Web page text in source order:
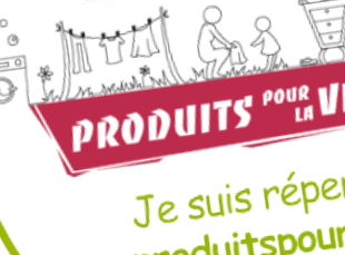
Valeurs
Équipes et
fonctionnement
Le réseau dans le monde
Nos alliés
Je soutiens les Amis de la